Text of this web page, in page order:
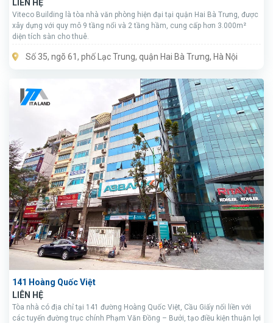
LIÊN HỆ
Viteco Building là tòa nhà văn phòng hiện đại tại quận Hai Bà Trưng, được
xây dựng với quy mô 9 tầng nổi và 2 tầng hầm, cung cấp hơn 3.000m²
diện tích sàn cho thuê.
Số 35, ngõ 61, phố Lạc Trung, quận Hai Bà Trưng, Hà Nội
141 Hoàng Quốc Việt
LIÊN HỆ
Tòa nhà có địa chỉ tại 141 đường Hoàng Quốc Việt, Cầu Giấy nối liền với
các tuyến đường trục chính Phạm Văn Đồng – Bưởi, tạo điều kiện thuận lợi